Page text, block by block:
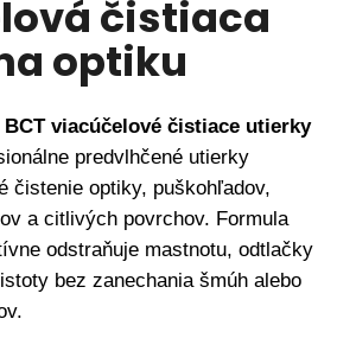
čistiaca
optiku
BCT viacúčelové čistiace utierky
predvlhčené utierky
čistenie optiky, puškohľadov,
a citlivých povrchov. Formula
odstraňuje mastnotu, odtlačky
bez zanechania šmúh alebo